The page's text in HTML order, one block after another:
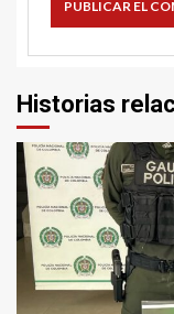
Historias